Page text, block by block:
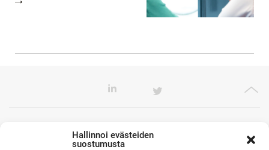
Hallinnoi evästeiden
suostumusta
Toimistomme Euroopassa